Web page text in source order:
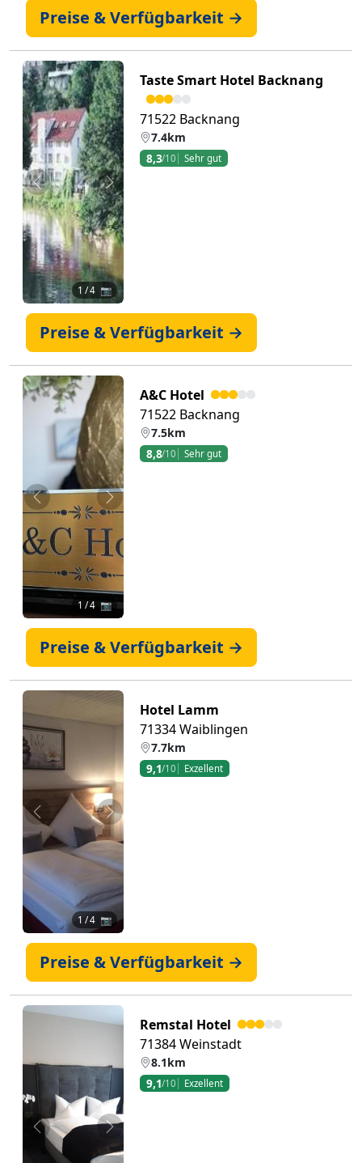
Preise & Verfügbarkeit →
Zurück Weiter
1 / 4 📷
Taste Smart Hotel Backnang
71522 Backnang
7.4km
8,3/10 Sehr gut
Preise & Verfügbarkeit →
Zurück Weiter
1 / 4 📷
A&C Hotel
71522 Backnang
7.5km
8,8/10 Sehr gut
Preise & Verfügbarkeit →
Zurück Weiter
1 / 4 📷
Hotel Lamm
71334 Waiblingen
7.7km
9,1/10 Exzellent
Preise & Verfügbarkeit →
Zurück Weiter
Remstal Hotel
71384 Weinstadt
8.1km
9,1/10 Exzellent